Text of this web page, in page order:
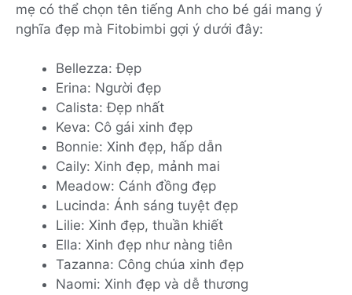
mẹ có thể chọn tên tiếng Anh cho bé gái mang ý
nghĩa đẹp mà Fitobimbi gợi ý dưới đây:
Bellezza: Đẹp
Erina: Người đẹp
Calista: Đẹp nhất
Keva: Cô gái xinh đẹp
Bonnie: Xinh đẹp, hấp dẫn
Caily: Xinh đẹp, mảnh mai
Meadow: Cánh đồng đẹp
Lucinda: Ánh sáng tuyệt đẹp
Lilie: Xinh đẹp, thuần khiết
Ella: Xinh đẹp như nàng tiên
Tazanna: Công chúa xinh đẹp
Naomi: Xinh đẹp và dễ thương